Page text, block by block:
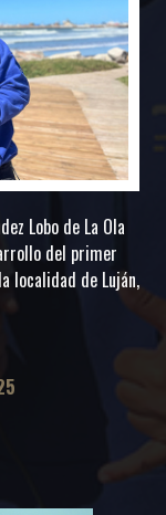
Lobo de La Ola
del primer
localidad de Luján,